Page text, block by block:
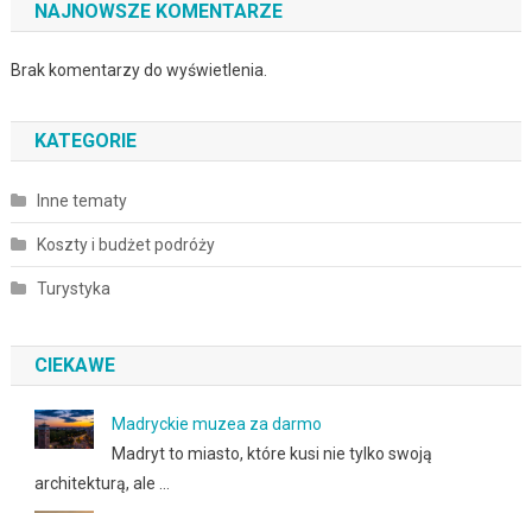
NAJNOWSZE KOMENTARZE
Brak komentarzy do wyświetlenia.
KATEGORIE
Inne tematy
Koszty i budżet podróży
Turystyka
CIEKAWE
Madryckie muzea za darmo
Madryt to miasto, które kusi nie tylko swoją
architekturą, ale …